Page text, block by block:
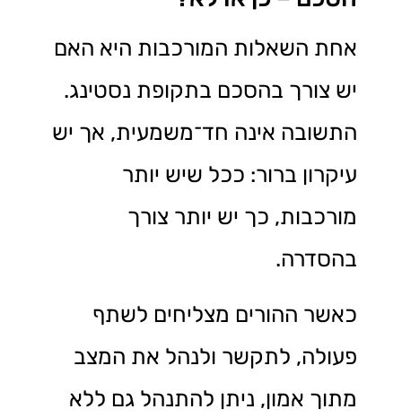
אחת השאלות המורכבות היא האם
יש צורך בהסכם בתקופת נסטינג.
התשובה אינה חד־משמעית, אך יש
עיקרון ברור: ככל שיש יותר
מורכבות, כך יש יותר צורך
בהסדרה.
כאשר ההורים מצליחים לשתף
פעולה, לתקשר ולנהל את המצב
מתוך אמון, ניתן להתנהל גם ללא